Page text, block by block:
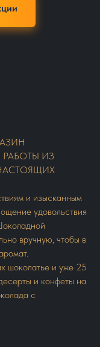
ИЗ
и изысканным
удовольствия
вручную, чтобы в
шоколатье и уже 25
и конфеты на
с